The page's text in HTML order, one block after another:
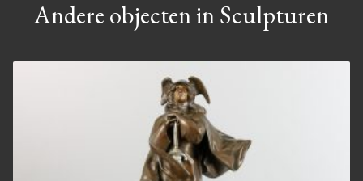
Andere objecten in Sculpturen